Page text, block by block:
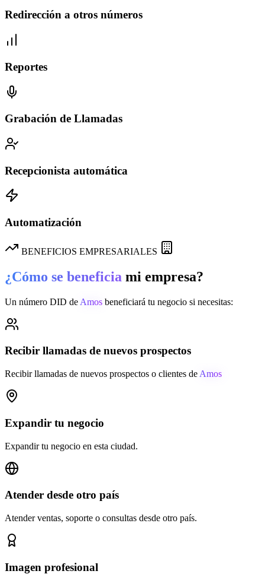
Redirección a otros números
Reportes
Grabación de Llamadas
Recepcionista automática
Automatización
BENEFICIOS EMPRESARIALES
¿Cómo se beneficia mi empresa?
Un número DID de Amos beneficiará tu negocio si necesitas:
Recibir llamadas de nuevos prospectos
Recibir llamadas de nuevos prospectos o clientes de Amos
Expandir tu negocio
Expandir tu negocio en esta ciudad.
Atender desde otro país
Atender ventas, soporte o consultas desde otro país.
Imagen profesional